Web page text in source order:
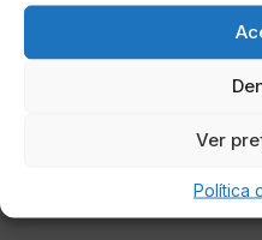
Ver
Política
Fortnite